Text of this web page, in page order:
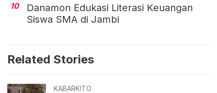
10
Danamon Edukasi Literasi Keuangan
Siswa SMA di Jambi
Related Stories
KABARKITO